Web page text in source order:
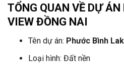
TỔNG QUAN VỀ DỰ
VIEW ĐỒNG NAI
Tên dự án: Phước Bình
Loại hình: Đất nền